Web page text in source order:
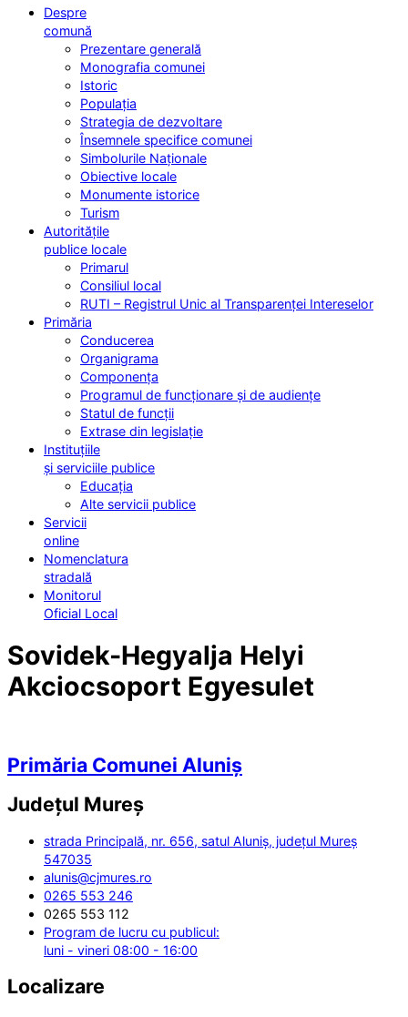
Despre
comună
Prezentare generală
Monografia comunei
Istoric
Populația
Strategia de dezvoltare
Însemnele specifice comunei
Simbolurile Naționale
Obiective locale
Monumente istorice
Turism
Autoritățile
publice locale
Primarul
Consiliul local
RUTI – Registrul Unic al Transparenței Intereselor
Primăria
Conducerea
Organigrama
Componența
Programul de funcționare și de audiențe
Statul de funcții
Extrase din legislație
Instituțiile
și serviciile publice
Educația
Alte servicii publice
Servicii
online
Nomenclatura
stradală
Monitorul
Oficial Local
Sovidek-Hegyalja Helyi
Akciocsoport Egyesulet
Primăria Comunei Aluniș
Județul Mureș
strada Principală, nr. 656, satul Aluniș, județul Mureș
547035
alunis@cjmures.ro
0265 553 246
0265 553 112
Program de lucru cu publicul:
luni - vineri 08:00 - 16:00
Localizare